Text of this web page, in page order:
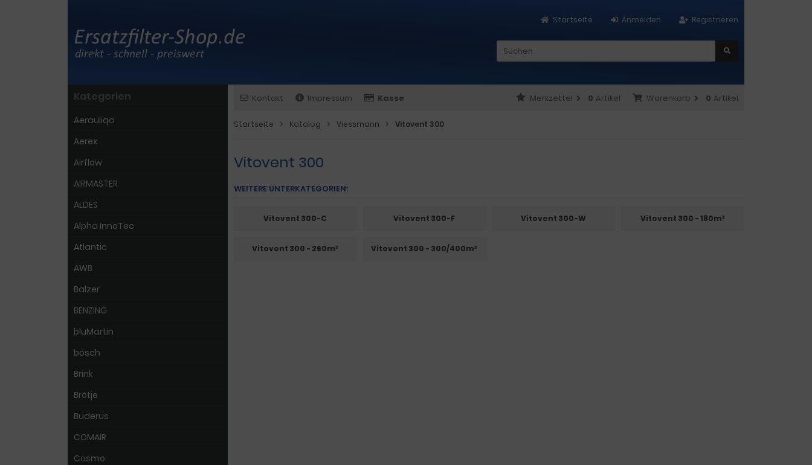
Registrieren
Anmelden
Startseite
Kontakt Impressum Kasse Warenkorb 0 Artikel
Merkzettel 0 Artikel
Startseite Katalog Viessmann Vitovent 300
Vitovent 300
WEITERE UNTERKATEGORIEN:
Vitovent 300-C Vitovent 300-F Vitovent 300-W Vitovent 300 - 180m³
Vitovent 300 - 260m³ Vitovent 300 - 300/400m³
Kategorien
Aerauliqa
Aerex
Airflow
AIRMASTER
ALDES
Alpha InnoTec
Atlantic
AWB
Balzer
BENZING
bluMartin
bösch
Brink
Brötje
Buderus
COMAIR
Cosmo